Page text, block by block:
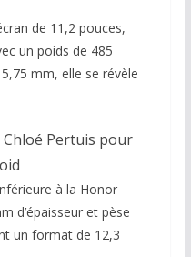
de 11,2 pouces,
un poids de 485
mm, elle se révèle
Chloé Pertuis pour
à la Honor
d’épaisseur et pèse
un format de 12,3